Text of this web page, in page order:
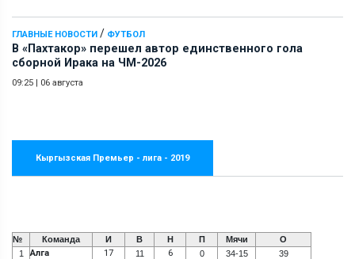
ГЛАВНЫЕ НОВОСТИ / ФУТБОЛ
В «Пахтакор» перешел автор единственного гола
сборной Ирака на ЧМ-2026
09:25 | 06 августа
Кыргызская Премьер - лига - 2019
№ Команда И В Н П Мячи
О
1
Алга 17 11 6 0 34-15 39